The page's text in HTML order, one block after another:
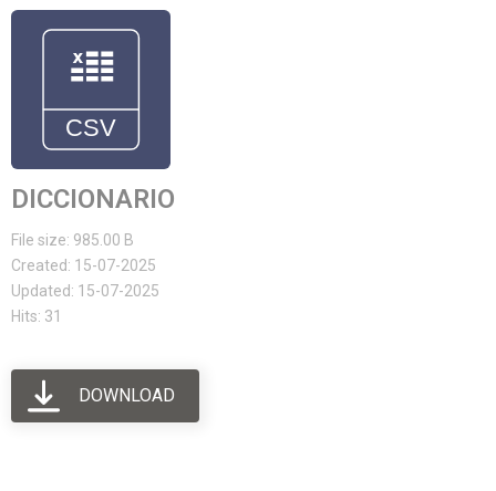
DICCIONARIO
File size: 985.00 B
Created: 15-07-2025
Updated: 15-07-2025
Hits: 31
DOWNLOAD